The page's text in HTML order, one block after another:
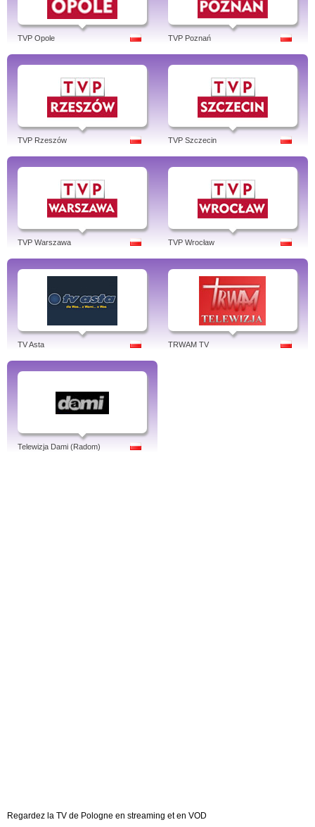
TVP Opole TVP Poznań
TVP Rzeszów TVP Szczecin
TVP Warszawa TVP Wrocław
TV Asta TRWAM TV
Telewizja Dami (Radom)
Regardez la TV de Pologne en streaming et en VOD